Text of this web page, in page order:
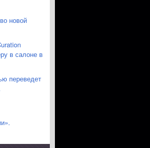
новой
в салоне в
переведет